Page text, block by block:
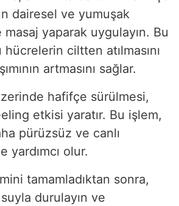
dairesel ve yumuşak
yaparak uygulayın. Bu
ciltten atılmasını
artmasını sağlar.
hafifçe sürülmesi,
etkisi yaratır. Bu işlem,
pürüzsüz ve canlı
yardımcı olur.
tamamladıktan sonra,
durulayın ve